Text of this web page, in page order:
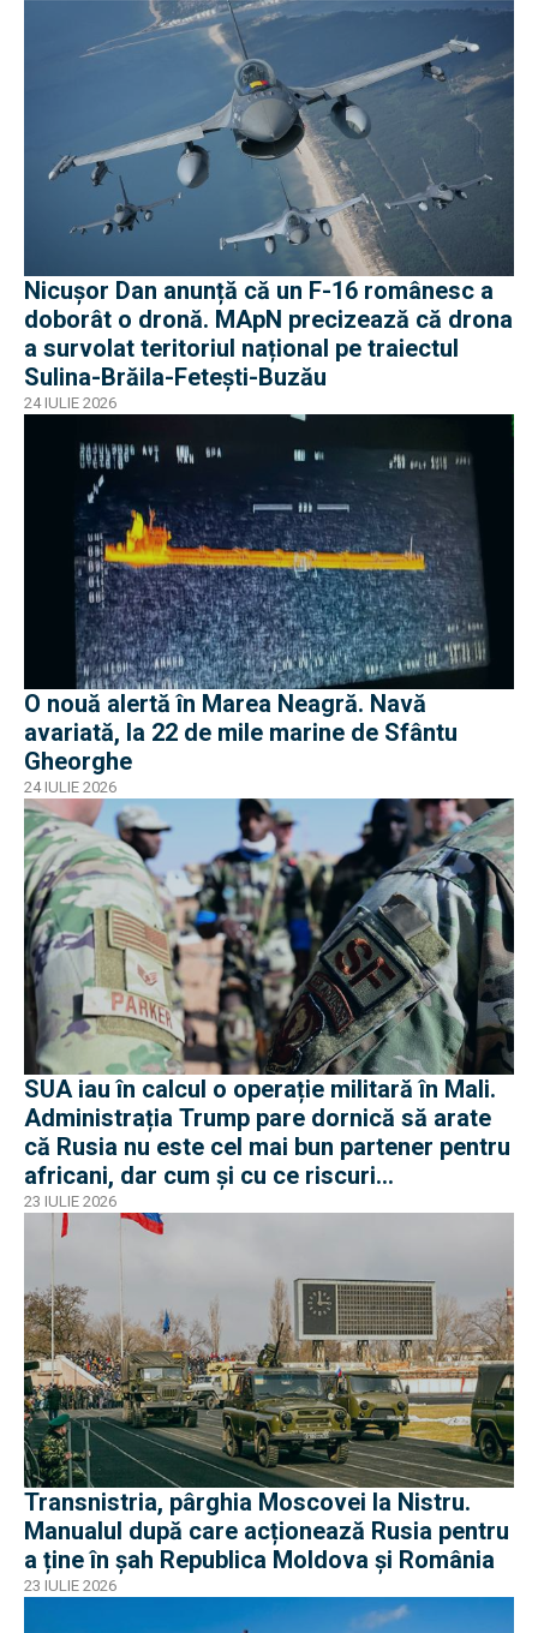
Nicușor Dan anunță că un F-16 românesc a
doborât o dronă. MApN precizează că drona
a survolat teritoriul național pe traiectul
Sulina-Brăila-Fetești-Buzău
24 IULIE 2026
O nouă alertă în Marea Neagră. Navă
avariată, la 22 de mile marine de Sfântu
Gheorghe
24 IULIE 2026
SUA iau în calcul o operație militară în Mali.
Administrația Trump pare dornică să arate
că Rusia nu este cel mai bun partener pentru
africani, dar cum și cu ce riscuri
operaționale?
23 IULIE 2026
Transnistria, pârghia Moscovei la Nistru.
Manualul după care acționează Rusia pentru
a ține în șah Republica Moldova și România
23 IULIE 2026